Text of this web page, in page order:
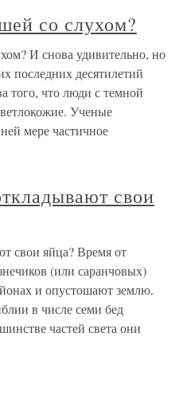
со слухом?
И снова удивительно, но
последних десятилетий
того, что люди с темной
Ученые
мере частичное
свои
свои яйца? Время от
(или саранчовых)
и опустошают землю.
в числе семи бед
частей света они